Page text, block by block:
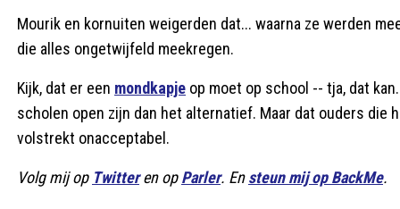
Mourik en kornuiten weigerden dat... waarna ze werden
die alles ongetwijfeld meekregen.
Kijk, dat er een mondkapje op moet op school -- tja, dat
scholen open zijn dan het alternatief. Maar dat ouders die
volstrekt onacceptabel.
Volg mij op Twitteren opParler. Ensteun mij op BackMe.